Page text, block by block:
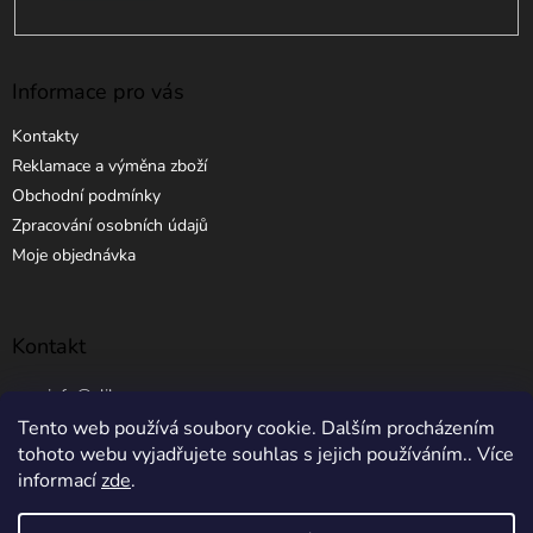
Tento web používá soubory cookie. Dalším procházením
tohoto webu vyjadřujete souhlas s jejich používáním.. Více
informacízde.
Informace pro vás
Kontakty
Reklamace a výměna zboží
Obchodní podmínky
Zpracování osobních údajů
Moje objednávka
Kontakt
info @ elibros.cz
+420 734 184 444